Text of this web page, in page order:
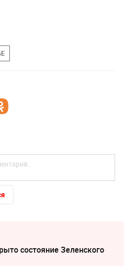
состояние Зеленского